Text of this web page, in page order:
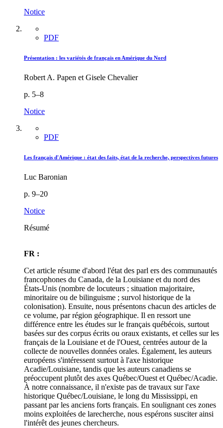
Notice
PDF
Présentation : les variétés de français en Amérique du Nord
Robert A. Papen et Gisele Chevalier
p. 5–8
Notice
PDF
Les français d'Amérique : état des faits, état de la recherche, perspectives futures
Luc Baronian
p. 9–20
Notice
Résumé
FR :
Cet article résume d'abord l'état des parl ers des communautés
francophones du Canada, de la Louisiane et du nord des
États-Unis (nombre de locuteurs ; situation majoritaire,
minoritaire ou de bilinguisme ; survol historique de la
colonisation). Ensuite, nous présentons chacun des articles de
ce volume, par région géographique. Il en ressort une
différence entre les études sur le français québécois, surtout
basées sur des corpus écrits ou oraux existants, et celles sur les
français de la Louisiane et de l'Ouest, centrées autour de la
collecte de nouvelles données orales. Également, les auteurs
européens s'intéressent surtout à l'axe historique
Acadie/Louisiane, tandis que les auteurs canadiens se
préoccupent plutôt des axes Québec/Ouest et Québec/Acadie.
À notre connaissance, il n'existe pas de travaux sur l'axe
historique Québec/Louisiane, le long du Mississippi, en
passant par les anciens forts français. En soulignant ces zones
moins exploitées de larecherche, nous espérons susciter ainsi
l'intérêt des jeunes chercheurs.